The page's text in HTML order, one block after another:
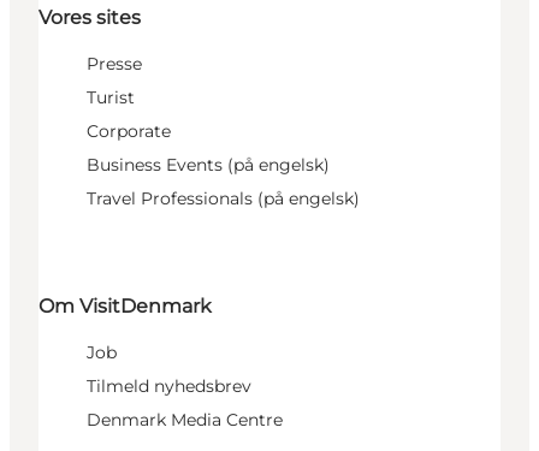
Vores sites
Presse
Turist
Corporate
Business Events (på engelsk)
Travel Professionals (på engelsk)
Om VisitDenmark
Job
Tilmeld nyhedsbrev
Denmark Media Centre